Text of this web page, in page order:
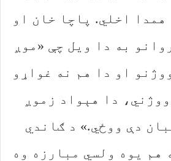
همدا اخلي. پاچا خان او
به دا ویل چې «موږ
او دا هم نه غواړو
دا هېواد زموږ
دې ووځي.» د ګاندي
هم یوه ولسي مبارزه وه